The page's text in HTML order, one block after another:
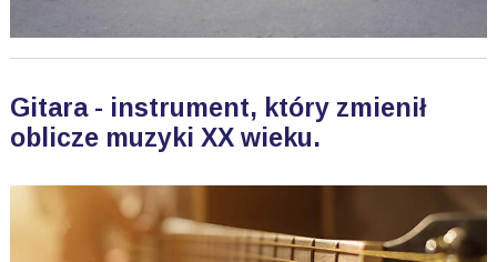
Gitara - instrument, który zmienił
oblicze muzyki XX wieku.